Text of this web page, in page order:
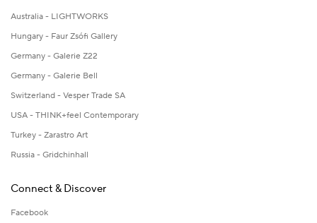
Australia - LIGHTWORKS
Hungary - Faur Zsófi Gallery
Germany - Galerie Z22
Germany - Galerie Bell
Switzerland - Vesper Trade SA
USA - THINK+feel Contemporary
Turkey - Zarastro Art
Russia - Gridchinhall
Connect & Discover
Facebook